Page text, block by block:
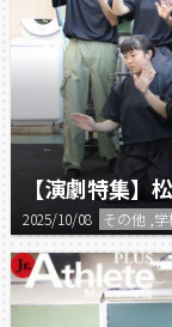
【演劇特集
2025/10/08 その他 ,